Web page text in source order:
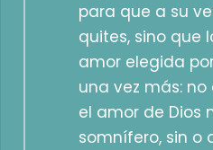
para que a su
quites, sino que
amor elegida
una vez más:
el amor de Dios
somnífero, sin o